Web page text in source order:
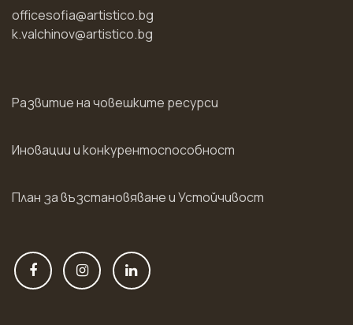
officesofia@artistico.bg
k.valchinov@artistico.bg
Развитие на човешките ресурси
Иновации и конкурентоспособност
План за възстановяване и Устойчивост